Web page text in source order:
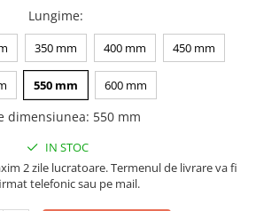
de
Lungime:
350 mm 400 mm 450 mm
550 mm 600 mm
dimensiunea: 550 mm
IN STOC
2 zile lucratoare. Termenul de livrare va fi
telefonic sau pe mail.